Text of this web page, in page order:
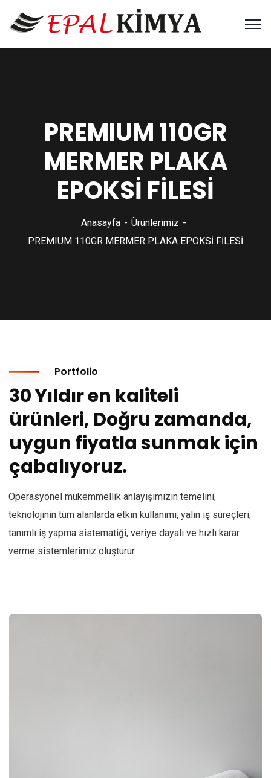
PREMIUM 110GR
MERMER PLAKA
EPOKSİ FİLESİ
Anasayfa
Ürünlerimiz
PREMIUM 110GR MERMER PLAKA EPOKSİ FİLESİ
Portfolio
30 Yıldır en kaliteli
ürünleri, Doğru zamanda,
uygun fiyatla sunmak için
çabalıyoruz.
Operasyonel mükemmellik anlayışımızın temelini,
teknolojinin tüm alanlarda etkin kullanımı, yalın iş süreçleri,
tanımlı iş yapma sistematiği, veriye dayalı ve hızlı karar
verme sistemlerimiz oluşturur.